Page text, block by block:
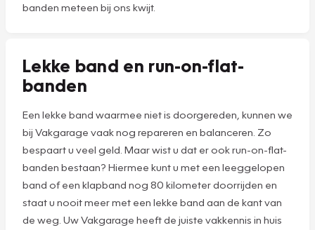
banden meteen bij ons kwijt.
Lekke band en run-on-flat-
banden
Een lekke band waarmee niet is doorgereden, kunnen we
bij Vakgarage vaak nog repareren en balanceren. Zo
bespaart u veel geld. Maar wist u dat er ook run-on-flat-
banden bestaan? Hiermee kunt u met een leeggelopen
band of een klapband nog 80 kilometer doorrijden en
staat u nooit meer met een lekke band aan de kant van
de weg. Uw Vakgarage heeft de juiste vakkennis in huis